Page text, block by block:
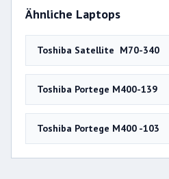
Ähnliche Laptops
Toshiba Satellite M70-340
Toshiba Portege M400-139
Toshiba Portege M400 -103